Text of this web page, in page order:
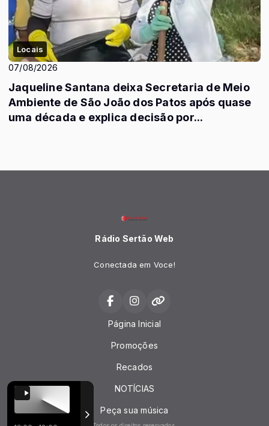
Locais
07/08/2026
Jaqueline Santana deixa Secretaria de Meio
Ambiente de São João dos Patos após quase
uma década e explica decisão por...
Rádio Sertão Web
Conectada em Voce!
Página Inicial
Promoções
Recados
NOTÍCIAS
Peça sua música